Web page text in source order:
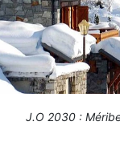
J.O 2030 :